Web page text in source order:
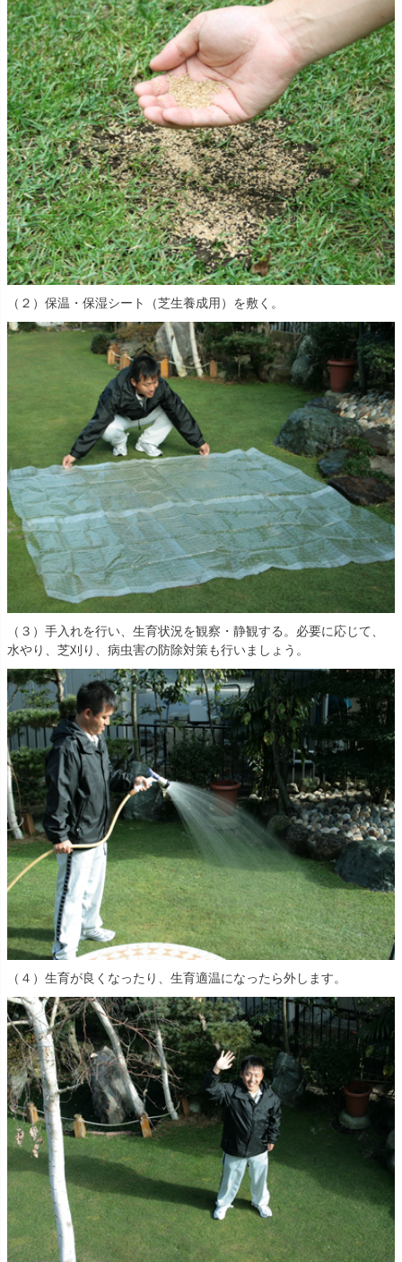
（２）保温・保湿シート（芝生養成用）を敷く。
（３）手入れを行い、生育状況を観察・静観する。必要に応じて、
水やり、芝刈り、病虫害の防除対策も行いましょう。
（４）生育が良くなったり、生育適温になったら外します。